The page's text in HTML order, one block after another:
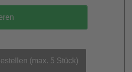
(max. 5 Stück)